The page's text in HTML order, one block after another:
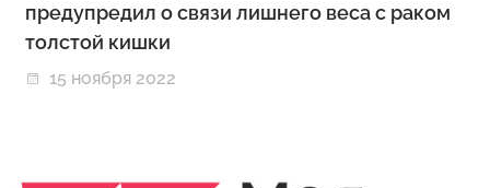
предупредил о связи лишнего веса с раком
толстой кишки
15 ноября 2022